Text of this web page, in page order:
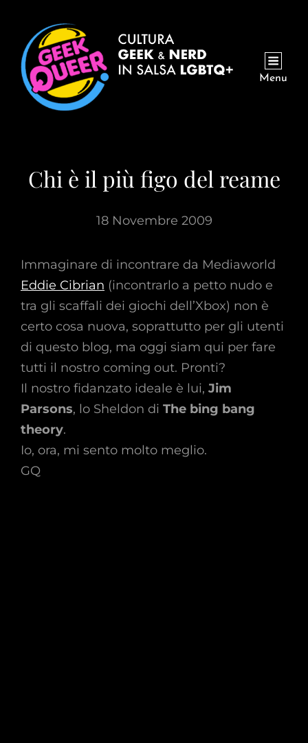
Menu
Chi è il più figo del reame
18 Novembre 2009
Immaginare di incontrare da Mediaworld
Eddie Cibrian (incontrarlo a petto nudo e
tra gli scaffali dei giochi dell’Xbox) non è
certo cosa nuova, soprattutto per gli utenti
di questo blog, ma oggi siam qui per fare
tutti il nostro coming out. Pronti?
Il nostro fidanzato ideale è lui, Jim
Parsons, lo Sheldon di The bing bang
theory.
Io, ora, mi sento molto meglio.
GQ